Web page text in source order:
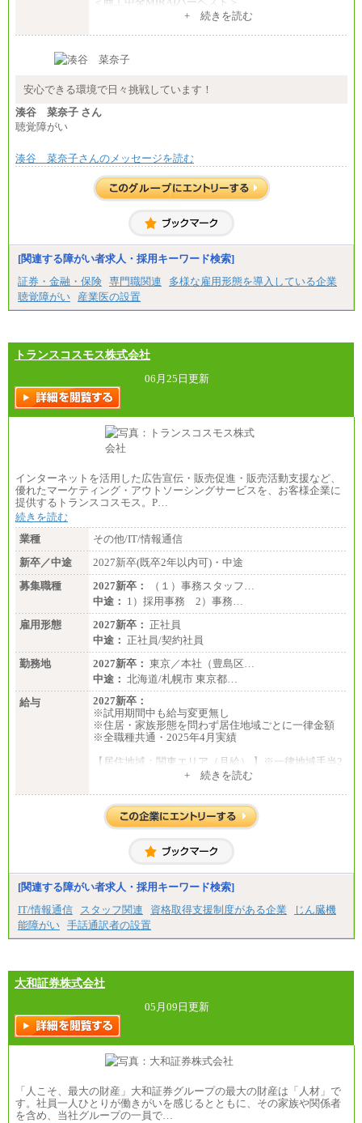
+ 続きを読む
安心できる環境で日々挑戦しています！
湊谷 菜奈子 さん
聴覚障がい
湊谷 菜奈子さんのメッセージを読む
[関連する障がい者求人・採用キーワード検索]
証券・金融・保険 専門職関連
多様な雇用形態を導入している企業
聴覚障がい
産業医の設置
トランスコスモス株式会社
06月25日更新
インターネットを活用した広告宣伝・販売促進・販売活動支援など、
優れたマーケティング・アウトソーシングサービスを、お客様企業に
提供するトランスコスモス。P…
続きを読む
業種
その他/IT/情報通信
新卒／中途
2027新卒(既卒2年以内可)・中途
募集職種
2027新卒：
（１）事務スタッフ…
中途： 1）採用事務 2）事務…
雇用形態
2027新卒： 正社員
中途： 正社員/契約社員
勤務地
2027新卒： 東京／本社（豊島区…
中途： 北海道/札幌市 東京都…
給与
2027新卒：
※試用期間中も給与変更無し
※住居・家族形態を問わず居住地域ごとに一律金額
※全職種共通・2025年4月実績
【居住地域：関東エリア（月給） 】※一律地域手当2
大学卒：250,000円
高専卒：244,800円
短大・専門3年制卒：235,300円
専門1年制卒：212,900円
【居住地域：関西エリア（月給） 】※一律地域手当1
5,000円含む
大学院卒：266,100円
大学卒：240,000円
高専卒：234,800円
短大・専門3年制卒：225,300円
中途：
【全職種共通】
〔正社員〕
月給212,900円～330,000円
※実務経験に応じてご相談させていただきます（上
記金額を超える可能性あり）
※職種8）を除き、正社員の場合勤務地は本社のみと
なります
※交通費：月5万円まで
〔契約社員〕
札幌 ：時給1,100円～1,450円
東京 ：時給1,226円～1,400円
+ 続きを読む
[関連する障がい者求人・採用キーワード検索]
IT/情報通信
スタッフ関連 資格取得支援制度がある企業
じん臓機
能障がい 手話通訳者の設置
大和証券株式会社
05月09日更新
「人こそ、最大の財産」大和証券グループの最大の財産は「人材」で
す。社員一人ひとりが働きがいを感じるとともに、その家族や関係者
を含め、当社グループの一員で…